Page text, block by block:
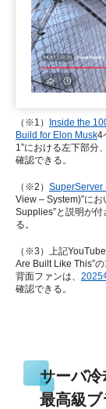
（※1） Inside the
Build for Elon Musk4
1”における左下部分
確認できる。
（※2） SuperServer
View – System)”に
Supplies”と説明が
る。
（※3）上記
Are Built Like This”
背面ファンは、 2025
確認できる。
サーバ
最高級ブ